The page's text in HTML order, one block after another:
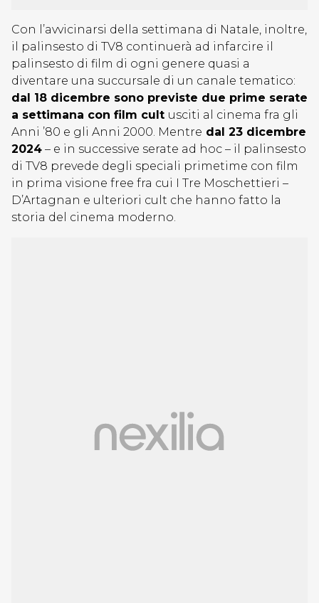
Con l’avvicinarsi della settimana di Natale, inoltre,
il palinsesto di TV8 continuerà ad infarcire il
palinsesto di film di ogni genere quasi a
diventare una succursale di un canale tematico:
dal 18 dicembre sono previste due prime serate
a settimana con film cult usciti al cinema fra gli
Anni ’80 e gli Anni 2000. Mentre dal 23 dicembre
2024 – e in successive serate ad hoc – il palinsesto
di TV8 prevede degli speciali primetime con film
in prima visione free fra cui I Tre Moschettieri –
D’Artagnan e ulteriori cult che hanno fatto la
storia del cinema moderno.